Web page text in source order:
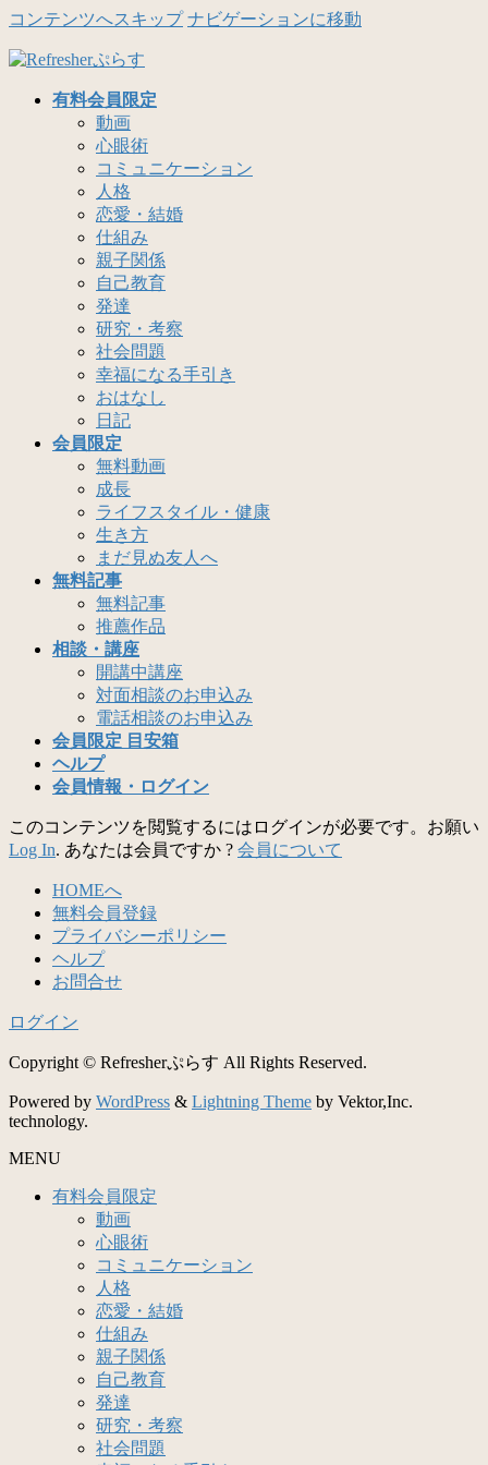
コンテンツへスキップ ナビゲーションに移動
有料会員限定
動画
心眼術
コミュニケーション
人格
恋愛・結婚
仕組み
親子関係
自己教育
発達
研究・考察
社会問題
幸福になる手引き
おはなし
日記
会員限定
無料動画
成長
ライフスタイル・健康
生き方
まだ見ぬ友人へ
無料記事
無料記事
推薦作品
相談・講座
開講中講座
対面相談のお申込み
電話相談のお申込み
会員限定 目安箱
ヘルプ
会員情報・ログイン
このコンテンツを閲覧するにはログインが必要です。お願い
Log In. あなたは会員ですか ? 会員について
HOMEへ
無料会員登録
プライバシーポリシー
ヘルプ
お問合せ
ログイン
Copyright © Refresherぷらす All Rights Reserved.
Powered by WordPress & Lightning Theme by Vektor,Inc.
technology.
MENU
有料会員限定
動画
心眼術
コミュニケーション
人格
恋愛・結婚
仕組み
親子関係
自己教育
発達
研究・考察
社会問題